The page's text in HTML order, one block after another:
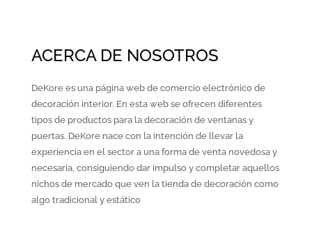
ACERCA DE NOSOTROS
DeKore es una página web de comercio electrónico de
decoración interior. En esta web se ofrecen diferentes
tipos de productos para la decoración de ventanas y
puertas. DeKore nace con la intención de llevar la
experiencia en el sector a una forma de venta novedosa y
necesaria, consiguiendo dar impulso y completar aquellos
nichos de mercado que ven la tienda de decoración como
algo tradicional y estático